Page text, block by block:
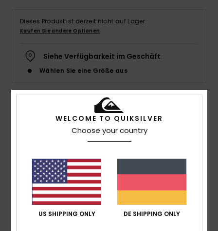
Dieses Produkt ist derzeit nicht auf Lager.
Kaufen Sie andere Optionen
Siehe Verfügbarkeit im Geschäft
Wählen Sie eine Größe aus
Details & Funktionen
Männer Schwarz T-Shirt
Funktionen
Stoff:Baumwoll-Jersey-Stoff [160 g/m2]
Passform:Regular Fit
WELCOME TO QUIKSILVER
Choose your country
US SHIPPING ONLY DE SHIPPING ONLY